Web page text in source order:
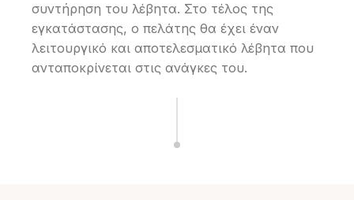
συντήρηση του λέβητα. Στο τέλος της
εγκατάστασης, ο πελάτης θα έχει έναν
λειτουργικό και αποτελεσματικό λέβητα που
ανταποκρίνεται στις ανάγκες του.